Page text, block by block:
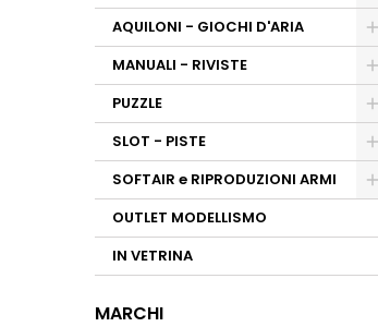
AQUILONI - GIOCHI D'ARIA
MANUALI - RIVISTE
PUZZLE
SLOT - PISTE
SOFTAIR e RIPRODUZIONI ARMI
OUTLET MODELLISMO
IN VETRINA
MARCHI